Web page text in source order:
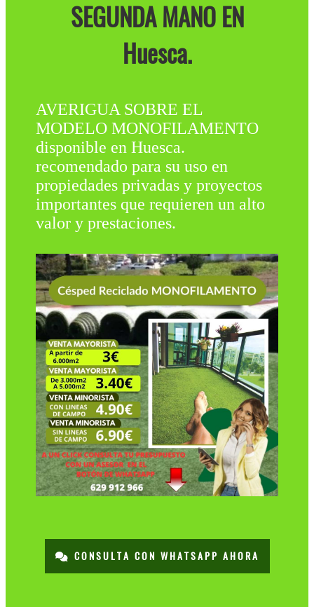
SEGUNDA MANO EN
Huesca.
AVERIGUA SOBRE EL
MODELO MONOFILAMENTO
disponible en Huesca.
recomendado para su uso en
propiedades privadas y proyectos
importantes que requieren un alto
valor y prestaciones.
CONSULTA CON WHATSAPP AHORA